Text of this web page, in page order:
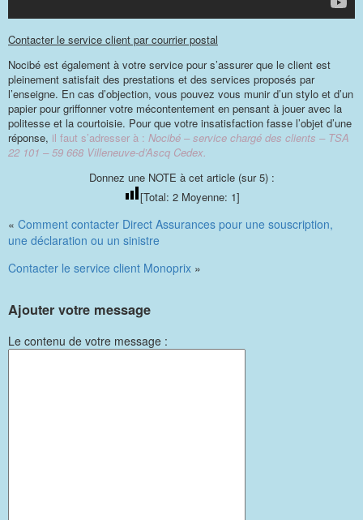
Contacter le service client par courrier postal
Nocibé est également à votre service pour s’assurer que le client est
pleinement satisfait des prestations et des services proposés par
l’enseigne. En cas d’objection, vous pouvez vous munir d’un stylo et d’un
papier pour griffonner votre mécontentement en pensant à jouer avec la
politesse et la courtoisie. Pour que votre insatisfaction fasse l’objet d’une
réponse, il faut s’adresser à : Nocibé – service chargé des clients – TSA
22 101 – 59 668 Villeneuve-d’Ascq Cedex.
Donnez une NOTE à cet article (sur 5) :
[Total: 2Moyenne: 1]
« Comment contacter Direct Assurances pour une souscription,
une déclaration ou un sinistre
Contacter le service client Monoprix »
Ajouter votre message
Le contenu de votre message :